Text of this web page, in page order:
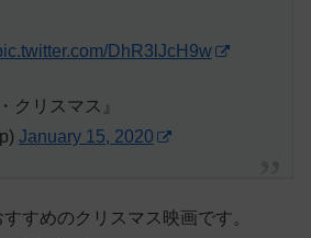
DhR3lJcH9w
クリスマス』
January 15, 2020
すめのクリスマス映画です。